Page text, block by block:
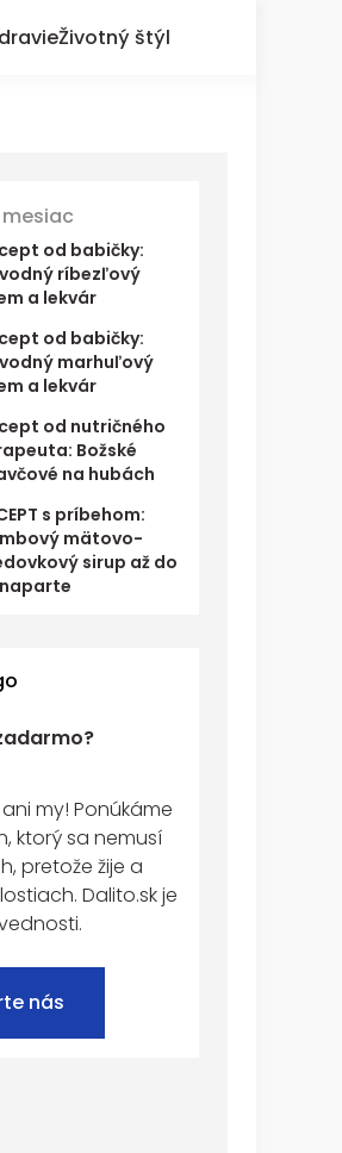
Životný štýl
od babičky:
ríbezľový
a lekvár
od babičky:
marhuľový
a lekvár
od nutričného
Božské
na hubách
s príbehom:
mätovo-
sirup až do
my! Ponúkáme
ktorý sa nemusí
pretože žije a
Dalito.sk je
nás